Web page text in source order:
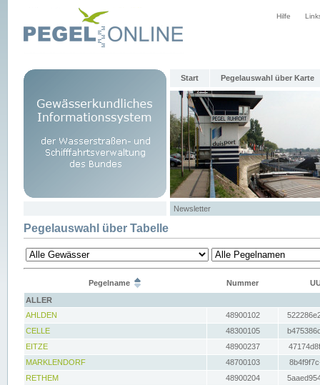
Hilfe
Start Pegelauswahl über Karte
Newsletter
Pegelauswahl über Tabelle
Pegelname Nummer
ALLER
AHLDEN
48900102
CELLE
48300105
EITZE
48900237
MARKLENDORF
48700103
RETHEM
48900204